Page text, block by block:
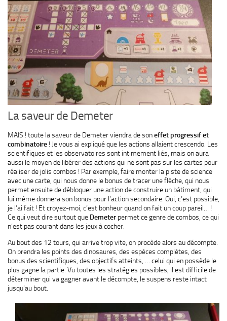
La saveur de Demeter
MAIS ! toute la saveur de Demeter viendra de soneffet progressif et
combinatoire ! Je vous ai expliqué que les actions allaient crescendo. Les
scientifiques et les observatoires sont intimement liés, mais on aura
aussi le moyen de libérer des actions qui ne sont pas sur les cartes pour
réaliser de jolis combos ! Par exemple, faire monter la piste de science
avec une carte, qui nous donne le bonus de tracer une flèche, qui nous
permet ensuite de débloquer une action de construire un bâtiment, qui
lui même donnera son bonus pour l’action secondaire. Oui, c’est possible,
je l’ai fait ! Et croyez-moi, c’est bonheur quand on fait un coup pareil… !
Ce qui veut dire surtout que Demeter permet ce genre de combos, ce qui
n’est pas courant dans les jeux à cocher.
Au bout des 12 tours, qui arrive trop vite, on procède alors au décompte.
On prendra les points des dinosaures, des espèces complètes, des
bonus des scientifiques, des objectifs atteints, … celui qui en possède le
plus gagne la partie. Vu toutes les stratégies possibles, il est difficile de
déterminer qui va gagner avant le décompte, le suspens reste intact
jusqu’au bout.